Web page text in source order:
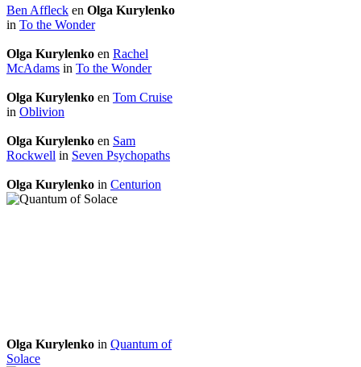
Ben Affleck en Olga Kurylenko
in To the Wonder
Olga Kurylenko en Rachel
McAdams in To the Wonder
Olga Kurylenko en Tom Cruise
in Oblivion
Olga Kurylenko en Sam
Rockwell in Seven Psychopaths
Olga Kurylenko in Centurion
Olga Kurylenko in Quantum of
Solace